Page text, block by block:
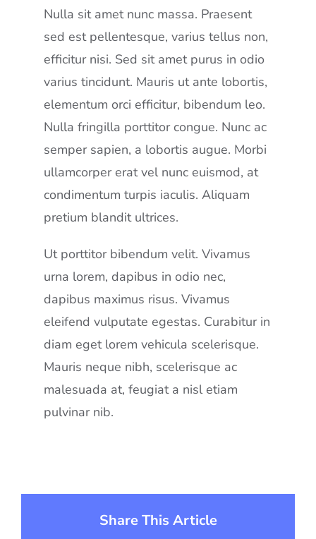
Nulla sit amet nunc massa. Praesent
sed est pellentesque, varius tellus non,
efficitur nisi. Sed sit amet purus in odio
varius tincidunt. Mauris ut ante lobortis,
elementum orci efficitur, bibendum leo.
Nulla fringilla porttitor congue. Nunc ac
semper sapien, a lobortis augue. Morbi
ullamcorper erat vel nunc euismod, at
condimentum turpis iaculis. Aliquam
pretium blandit ultrices.
Ut porttitor bibendum velit. Vivamus
urna lorem, dapibus in odio nec,
dapibus maximus risus. Vivamus
eleifend vulputate egestas. Curabitur in
diam eget lorem vehicula scelerisque.
Mauris neque nibh, scelerisque ac
malesuada at, feugiat a nisl etiam
pulvinar nib.
Share This Article